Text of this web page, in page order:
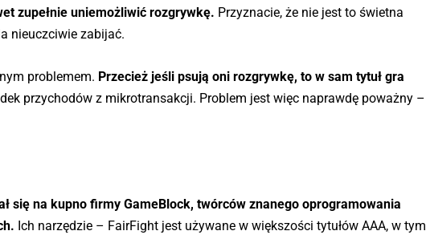
zupełnie uniemożliwić rozgrywkę. Przyznacie, że nie jest to świetna
nieuczciwie zabijać.
problemem. Przecież jeśli psują oni rozgrywkę, to w sam tytuł gra
przychodów z mikrotransakcji. Problem jest więc naprawdę poważny –
się na kupno firmy GameBlock, twórców znanego oprogramowania
Ich narzędzie – FairFight jest używane w większości tytułów AAA, w tym